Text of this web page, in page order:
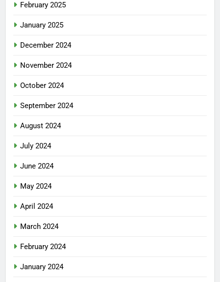
February 2025
January 2025
December 2024
November 2024
October 2024
September 2024
August 2024
July 2024
June 2024
May 2024
April 2024
March 2024
February 2024
January 2024